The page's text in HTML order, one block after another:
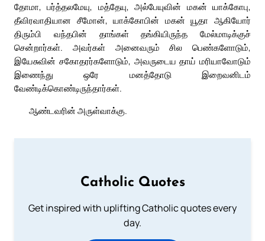
தோமா, பர்த்தலமேயு, மத்தேயு, அல்பேயுவின் மகன் யாக்கோபு,
தீவிரவாதியான சீமோன், யாக்கோபின் மகன் யூதா ஆகியோர்
திரும்பி வந்தபின் தாங்கள் தங்கியிருந்த மேல்மாடிக்குச்
சென்றார்கள். அவர்கள் அனைவரும் சில பெண்களோடும்,
இயேசுவின் சகோதரர்களோடும், அவருடைய தாய் மரியாவோடும்
இணைந்து ஒரே மனத்தோடு இறைவனிடம்
வேண்டிக்கொண்டிருந்தார்கள்.
ஆண்டவரின் அருள்வாக்கு.
Catholic Quotes
Get inspired with uplifting Catholic quotes every
day.